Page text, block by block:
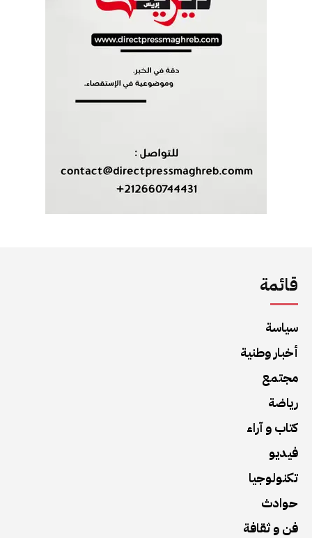
قائمة
سياسة
أخبار وطنية
مجتمع
رياضة
كتاب و آراء
فيديو
تكنولوجيا
حوادث
فن و ثقافة